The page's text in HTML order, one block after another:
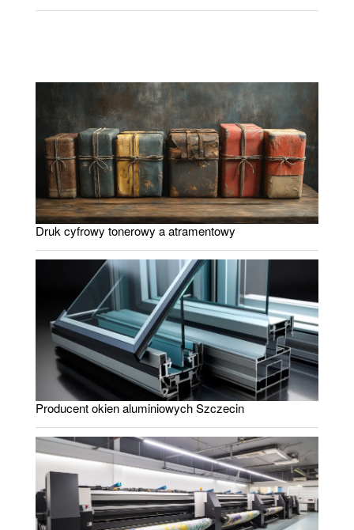
Druk cyfrowy tonerowy a atramentowy
Producent okien aluminiowych Szczecin